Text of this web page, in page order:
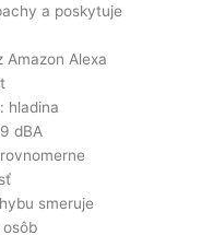
a poskytuje
Amazon Alexa
hladina
dBA
smeruje